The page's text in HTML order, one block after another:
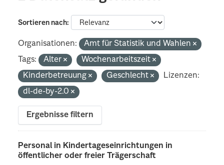
Sortieren nach
Organisationen:
Amt für Statistik und Wahlen
Tags:
Alter
Wochenarbeitszeit
Kinderbetreuung
Geschlecht
Lizenzen:
dl-de-by-2.0
Ergebnisse filtern
Personal in Kindertageseinrichtungen in
öffentlicher oder freier Trägerschaft